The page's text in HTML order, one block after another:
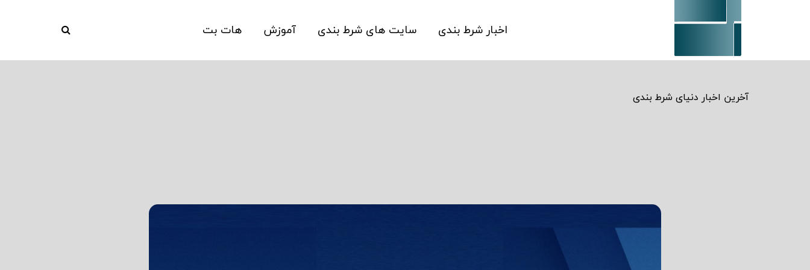
آخرین اخبار دنیای شرط بندی
اخبار شرط بندی سایت های شرط بندی آموزش هات بت